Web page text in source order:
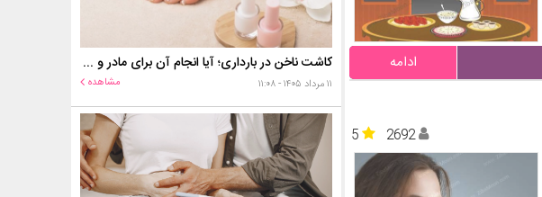
ادامه
5
2692
کاشت ناخن در بارداری؛ آیا انجام آن برای مادر و جنین خطر دارد؟
۱۱ مرداد ۱۴۰۵ - ۱۱:۰۸ مشاهده